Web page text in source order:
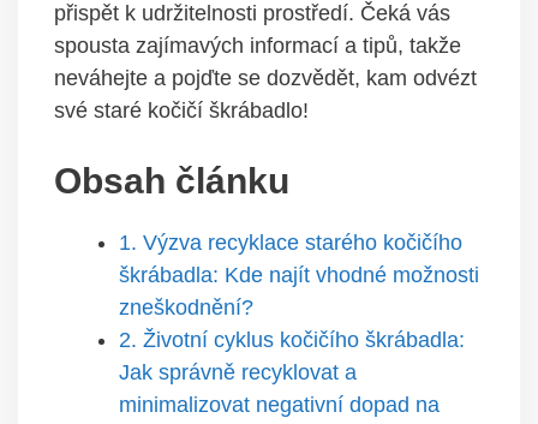
přispět k udržitelnosti prostředí. Čeká vás
spousta zajímavých informací a tipů, takže
neváhejte a pojďte se dozvědět, kam odvézt
své staré kočičí škrábadlo!
Obsah článku
1. Výzva recyklace starého kočičího
škrábadla: Kde najít vhodné možnosti
zneškodnění?
2. Životní cyklus kočičího škrábadla:
Jak správně recyklovat a
minimalizovat negativní dopad na